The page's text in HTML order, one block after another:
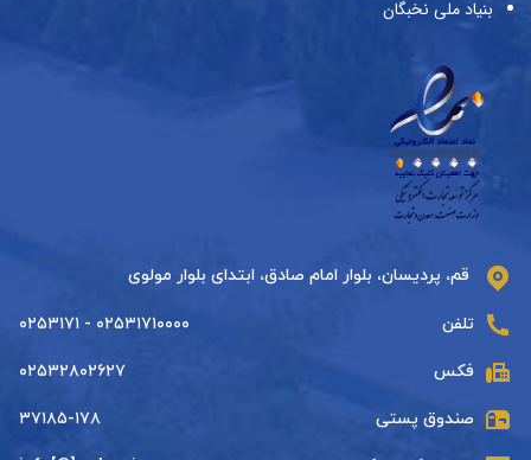
بنیاد ملی نخبگان
قم، پردیسان، بلوار امام صادق، ابتدای بلوار مولوی
تلفن ۰۲۵۳۱۷۱۰۰۰۰ - ۰۲۵۳۱۷۱
فکس ۰۲۵۳۲۸۰۲۶۲۷
صندوق پستی ۳۷۱۸۵-۱۷۸